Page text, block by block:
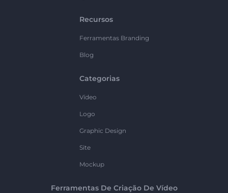
Recursos
Ferramentas Branding
Blog
Categorias
Vídeo
Logo
Graphic Design
Site
Mockup
Ferramentas De Criação De Vídeo